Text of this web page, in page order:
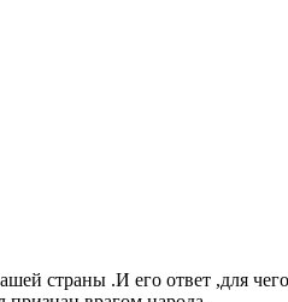
страны .И его ответ ,для